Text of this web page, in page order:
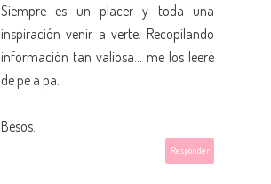
Siempre es un placer y toda una
inspiración venir a verte. Recopilando
información tan valiosa... me los leeré
de pe a pa.
Besos.
Responder